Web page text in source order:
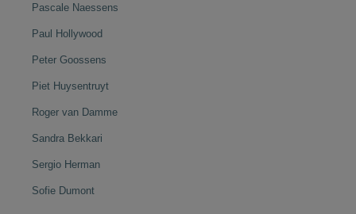
Pascale Naessens
Paul Hollywood
Peter Goossens
Piet Huysentruyt
Roger van Damme
Sandra Bekkari
Sergio Herman
Sofie Dumont